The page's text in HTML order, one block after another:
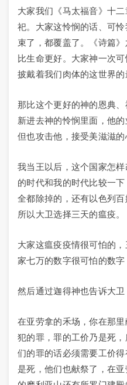
大家我们《马太福音》十
祀。大家这怜悯的话、可
束了，都覆盖了。《诗篇
比生命更好。大家神一次
披戴着我们肉体的这世界的
那比这个更好的神的恩典
新进去神的怜悯里面，他
但也攻击他，接受美滋滋的
我当王以后，这个国家怎
的时代和我的时代比较一
全都除掉的，还有以色列
所以大卫选择三天的瘟疫。
大家这瘟疫疫情很可怕的
家七万的数字很可怕的数字
然后通过迦得神也告诉大
在亚劳拿的禾场，你在那
犯的罪，罪的工价乃是死
们的罪的话必须需要工价
是死，他们也献祭了，在